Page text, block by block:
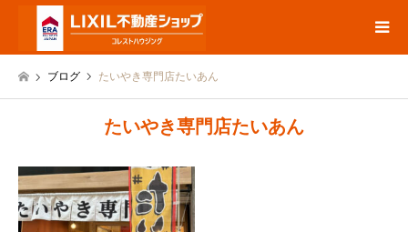
ブログ たいやき専門店たいあん
たいやき専門店たいあん